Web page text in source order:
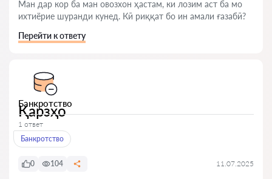
Ман дар кор ба ман овозхон ҳастам, ки лозим аст ба мо
ихтиёрие шуранди кунед. Кӣ риққат бо ин амали ғазабӣ?
Перейти к ответу
Банкротство
Қарзҳо
1 ответ
Банкротство
0 104 11.07.2025